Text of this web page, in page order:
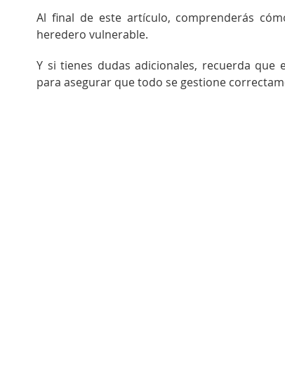
Al final de este artículo, comprenderás
heredero vulnerable.
Y si tienes dudas adicionales, recuerda que
para asegurar que todo se gestione